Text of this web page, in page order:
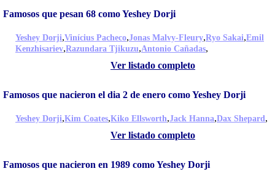
Famosos que pesan 68 como Yeshey Dorji
Yeshey Dorji,Vinícius Pacheco,Jonas Malvy-Fleury,Ryo Sakai,Emil
Kenzhisariev,Razundara Tjikuzu,Antonio Cañadas,
Ver listado completo
Famosos que nacieron el dia 2 de enero como Yeshey Dorji
Yeshey Dorji,Kim Coates,Kiko Ellsworth,Jack Hanna,Dax Shepard,
Ver listado completo
Famosos que nacieron en 1989 como Yeshey Dorji